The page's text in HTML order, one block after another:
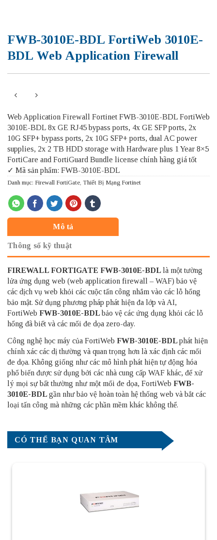
FWB-3010E-BDL FortiWeb 3010E-
BDL Web Application Firewall
Web Application Firewall Fortinet FWB-3010E-BDL FortiWeb
3010E-BDL 8x GE RJ45 bypass ports, 4x GE SFP ports, 2x
10G SFP+ bypass ports, 2x 10G SFP+ ports, dual AC power
supplies, 2x 2 TB HDD storage with Hardware plus 1 Year 8×5
FortiCare and FortiGuard Bundle license chính hãng giá tốt
✓ Mã sản phẩm: FWB-3010E-BDL
Danh mục: Firewall FortiGate Thiết Bị Mạng Fortinet
Mô tả
Thông số kỹ thuật
FIREWALL FORTIGATE FWB-3010E-BDLlà một tường
lửa ứng dụng web (web application firewall – WAF) bảo vệ
các dịch vụ web khỏi các cuộc tấn công nhắm vào các lỗ hổng
bảo mật. Sử dụng phương pháp phát hiện đa lớp và AI,
FortiWeb FWB-3010E-BDLbảo vệ các ứng dụng khỏi các lỗ
hổng đã biết và các mối đe dọa zero-day.
Công nghệ học máy của FortiWeb FWB-3010E-BDLphát hiện
chính xác các dị thường và quan trọng hơn là xác định các mối
đe dọa. Không giống như các mô hình phát hiện tự động hóa
phổ biến được sử dụng bởi các nhà cung cấp WAF khác, để xử
lý mọi sự bất thường như một mối đe dọa, FortiWeb FWB-
3010E-BDLgần như bảo vệ hoàn toàn hệ thống web và bắt các
loại tấn công mà những các phần mềm khác không thể.
CÓ THỂ BẠN QUAN TÂM